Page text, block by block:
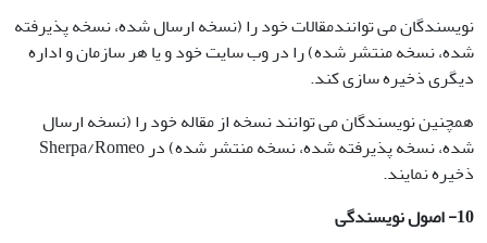
نویسندگان می توانندمقالات خود را (نسخه ارسال شده، نسخه پذیرفته
شده، نسخه منتشر شده) را در وب سایت خود و یا هر سازمان و اداره
دیگری ذخیره سازی کند.
همچنین نویسندگان می توانند نسخه از مقاله خود را (نسخه ارسال
ذخیره نمایند.
10- اصول نویسندگی